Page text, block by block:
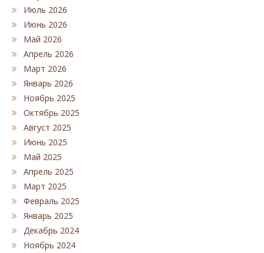
Июль 2026
Июнь 2026
Май 2026
Апрель 2026
Март 2026
Январь 2026
Ноябрь 2025
Октябрь 2025
Август 2025
Июнь 2025
Май 2025
Апрель 2025
Март 2025
Февраль 2025
Январь 2025
Декабрь 2024
Ноябрь 2024